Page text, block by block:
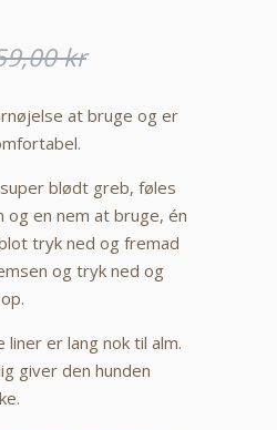
kr
at bruge og er
blødt greb, føles
og en nem at bruge, én
tryk ned og fremad
og tryk ned og
liner er lang nok til alm.
giver den hunden